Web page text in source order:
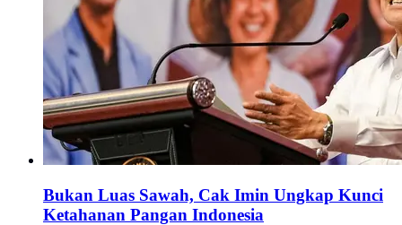
Bukan Luas Sawah, Cak Imin Ungkap Kunci
Ketahanan Pangan Indonesia